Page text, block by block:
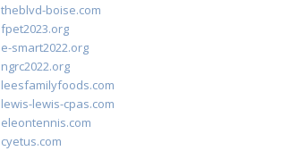
theblvd-boise.com
fpet2023.org
e-smart2022.org
ngrc2022.org
leesfamilyfoods.com
lewis-lewis-cpas.com
eleontennis.com
cyetus.com